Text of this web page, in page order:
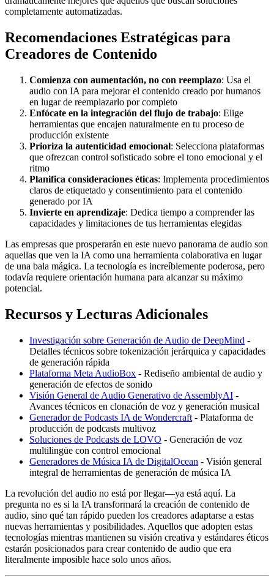
completamente automatizadas.
Recomendaciones Estratégicas para
Creadores de Contenido
Comienza con aumentación, no con reemplazo: Usa el
audio con IA para mejorar el contenido creado por humanos
en lugar de reemplazarlo por completo
Enfócate en la integración del flujo de trabajo: Elige
herramientas que encajen naturalmente en tu proceso de
producción existente
Prioriza la autenticidad emocional: Selecciona plataformas
que ofrezcan control sofisticado sobre el tono emocional y el
ritmo
Planifica consideraciones éticas: Implementa procedimientos
claros de etiquetado y consentimiento para el contenido
generado por IA
Invierte en aprendizaje: Dedica tiempo a comprender las
capacidades y limitaciones de tus herramientas elegidas
Las empresas que prosperarán en este nuevo panorama de audio son
aquellas que ven la IA como una herramienta colaborativa en lugar
de una bala mágica. La tecnología es increíblemente poderosa, pero
todavía requiere orientación humana para alcanzar su máximo
potencial.
Recursos y Lecturas Adicionales
Investigación sobre Generación de Audio de DeepMind -
Detalles técnicos sobre tokenización jerárquica y capacidades
de generación rápida
Plataforma Meta AudioBox - Rediseño ambiental de audio y
generación de efectos de sonido
Visión General de Audio Generativo de AssemblyAI -
Avances técnicos en clonación de voz y generación musical
Generador de Podcasts IA de Wondercraft - Plataforma de
producción de podcasts multivoz
Soluciones de Podcasts de LOVO - Generación de voz
multilingüe con control emocional
Generadores de Música IA de DigitalOcean - Visión general
integral de herramientas de generación de música IA
La revolución del audio no está por llegar—ya está aquí. La
pregunta no es si la IA transformará la creación de contenido de
audio, sino qué tan rápido pueden los creadores adaptarse a estas
nuevas herramientas y posibilidades. Aquellos que adopten estas
tecnologías mientras mantienen su visión creativa y estándares éticos
estarán posicionados para crear contenido de audio que era
literalmente imposible hace solo unos años.